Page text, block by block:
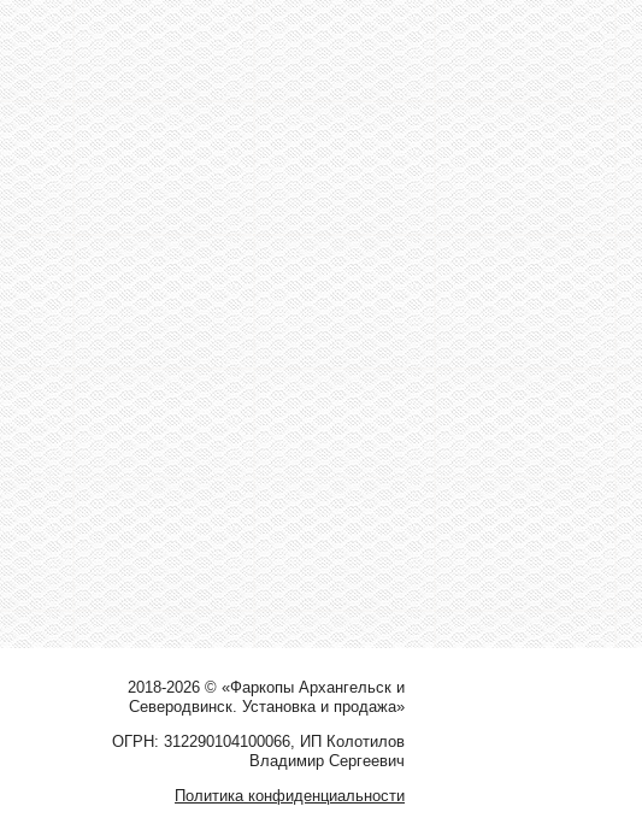
2018-2026 © «Фаркопы Архангельск и
Северодвинск. Установка и продажа»
ОГРН: 312290104100066, ИП Колотилов
Владимир Сергеевич
Политика конфиденциальности